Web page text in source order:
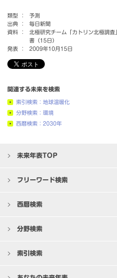
類型 ：
予測
出典 ：
毎日新聞
資料 ：
北極研究チーム「カトリン北極調
書（15日）
発表 ：
2009年10月15日
関連する未来を検索
索引検索：地球温暖化
分野検索：環境
西暦検索：2030年
未来年表TOP
フリーワード検索
西暦検索
分野検索
索引検索